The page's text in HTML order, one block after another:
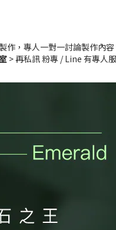
作，專人一對一討論製作內
> 再私訊 粉專 / Line 有專人